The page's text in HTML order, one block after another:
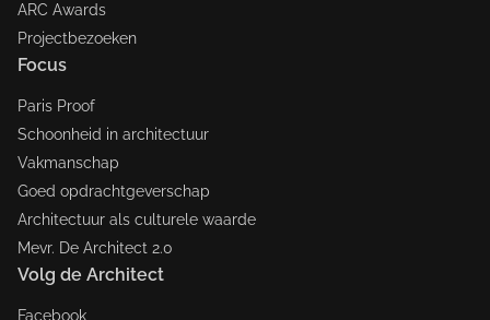
ARC Awards
Projectbezoeken
Focus
Paris Proof
Schoonheid in architectuur
Vakmanschap
Goed opdrachtgeverschap
Architectuur als culturele waarde
Mevr. De Architect 2.0
Volg de Architect
Facebook